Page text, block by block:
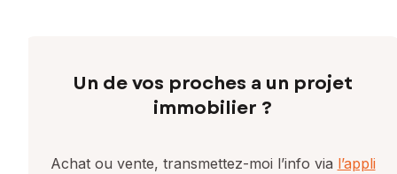
Un de vos proches a un projet
immobilier ?
Achat ou vente, transmettez-moi l’info via l’appli